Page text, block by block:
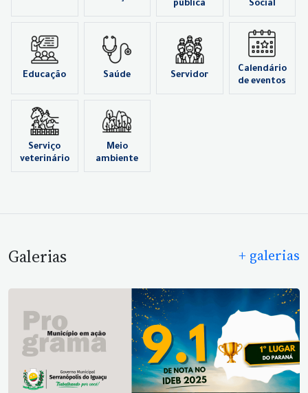
pública Social
Educação Saúde Servidor
Calendário
de eventos
Serviço
veterinário
Meio
ambiente
Galerias + galerias